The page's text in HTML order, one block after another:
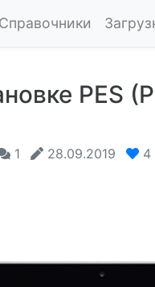
Справочники
PES
1 28.09.2019 4